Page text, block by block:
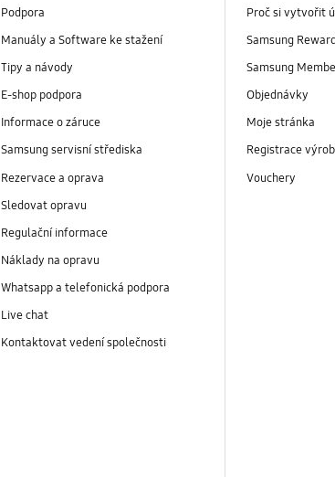
Podpora
Manuály a Software ke stažení
Tipy a návody
E-shop podpora
Informace o záruce
Samsung servisní střediska
Rezervace a oprava
Sledovat opravu
Regulační informace
Náklady na opravu
Whatsapp a telefonická podpora
Live chat
Kontaktovat vedení společnosti
Proč si vytvořit
Samsung
Samsung
Objednávky
Moje stránka
Registrace
Vouchery